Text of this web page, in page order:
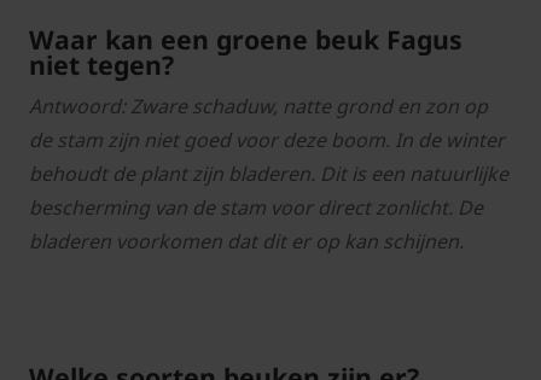
Waar kan een groene beuk Fagus
niet tegen?
Antwoord: Zware schaduw, natte grond en zon op
de stam zijn niet goed voor deze boom. In de winter
behoudt de plant zijn bladeren. Dit is een natuurlijke
bescherming van de stam voor direct zonlicht. De
bladeren voorkomen dat dit er op kan schijnen.